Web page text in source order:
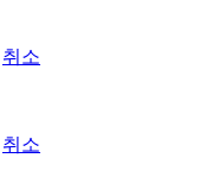
취소
취소